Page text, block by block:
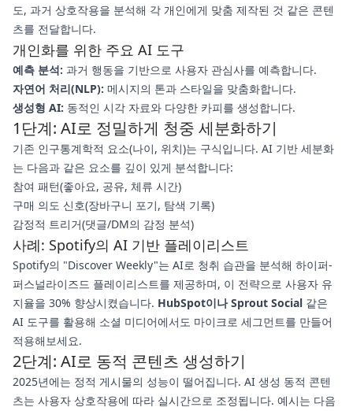
도, 과거 상호작용을 분석해 각 개인에게 맞춤 제작된 것 같은 콘텐
츠를 전달합니다.
개인화를 위한 주요 AI 도구
예측 분석: 과거 행동을 기반으로 사용자 관심사를 예측합니다.
자연어 처리(NLP): 메시지의 톤과 스타일을 맞춤화합니다.
생성형 AI: 동적인 시각 자료와 다양한 카피를 생성합니다.
1단계: AI로 정밀하게 청중 세분화하기
기존 인구통계학적 요소(나이, 위치)는 구식입니다. AI 기반 세분화
는 다음과 같은 요소를 깊이 있게 분석합니다:
참여 패턴(좋아요, 공유, 체류 시간)
구매 의도 신호(장바구니 포기, 탐색 기록)
감정적 트리거(댓글/DM의 감정 분석)
사례: Spotify의 AI 기반 플레이리스트
Spotify의 "Discover Weekly"는 AI로 청취 습관을 분석해 하이퍼-
퍼스널라이즈드 플레이리스트를 제공하며, 이 전략으로 사용자 유
지율을 30% 향상시켰습니다. HubSpot이나 Sprout Social 같은
AI 도구를 활용해 소셜 미디어에서도 마이크로 세그먼트를 만들어
적용해보세요.
2단계: AI로 동적 콘텐츠 생성하기
2025년에는 정적 게시물의 성능이 떨어집니다. AI 생성 동적 콘텐
츠는 사용자 상호작용에 따라 실시간으로 조정됩니다. 예시는 다음